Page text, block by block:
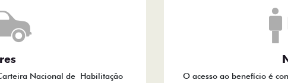
Nacional de Habilitação
O acesso ao benefício é